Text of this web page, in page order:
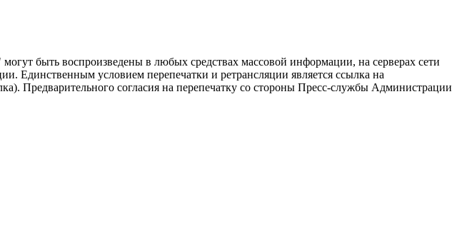
быть воспроизведены в любых средствах массовой информации, на серверах сети
Единственным условием перепечатки и ретрансляции является ссылка на
Предварительного согласия на перепечатку со стороны Пресс-службы Администрации